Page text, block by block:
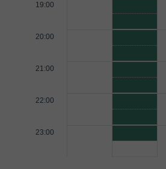
19:00
20:00
21:00
22:00
23:00